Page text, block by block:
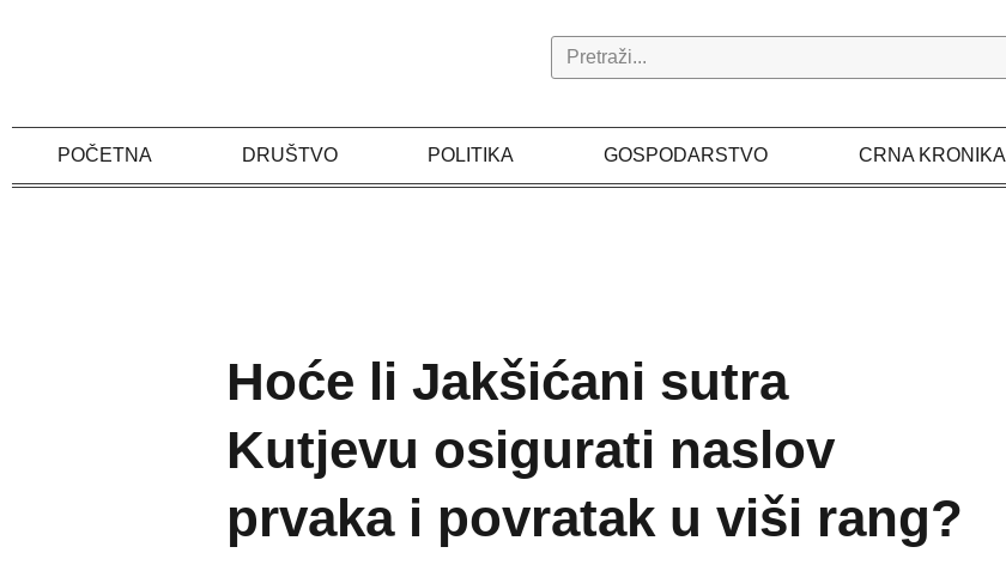
Search
POČETNA DRUŠTVO POLITIKA GOSPODARSTVO CRNA KRONIKA
Hoće li Jakšićani sutra
Kutjevu osigurati naslov
prvaka i povratak u viši rang?